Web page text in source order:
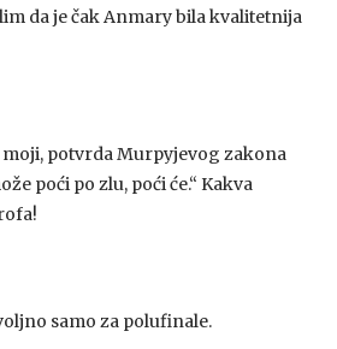
da je čak Anmary bila kvalitetnija
moji, potvrda Murpyjevog zakona
poći po zlu, poći će.“ Kakva
samo za polufinale.